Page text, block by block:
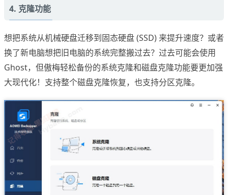
4. 克隆功能
想把系统从机械硬盘迁移到固态硬盘 (SSD) 来提升速度？或者
换了新电脑想把旧电脑的系统完整搬过去？过去可能会使用
Ghost，但傲梅轻松备份的系统克隆和磁盘克隆功能要更加强
大现代化！支持整个磁盘克隆恢复，也支持分区克隆。